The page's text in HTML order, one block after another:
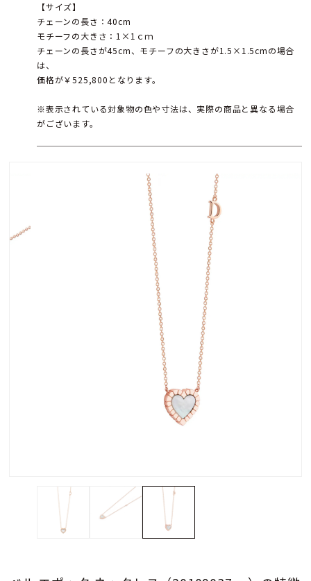
【サイズ】
チェーンの長さ：40cm
モチーフの大きさ：1×1ｃｍ
チェーンの長さが45cm、モチーフの大きさが1.5×1.5cmの場合
は、
価格が￥525,800となります。
※表示されている対象物の色や寸法は、実際の商品と異なる場合
がございます。